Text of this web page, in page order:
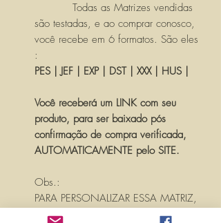
Todas as Matrizes vendidas
são testadas, e ao comprar conosco,
você recebe em 6 formatos. São eles
:
PES | JEF | EXP | DST | XXX | HUS |
Você receberá um LINK com seu
produto, para ser baixado pós
confirmação de compra verificada,
AUTOMATICAMENTE pelo SITE.
Obs.:
PARA PERSONALIZAR ESSA MATRIZ,
ACRESCENTANDO TEXTOS OU